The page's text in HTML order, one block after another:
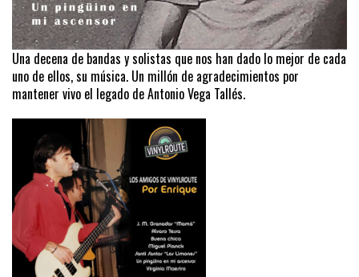
Una decena de bandas y solistas que nos han dado lo mejor de cada
uno de ellos, su música. Un millón de agradecimientos por
mantener vivo el legado de Antonio Vega Tallés.